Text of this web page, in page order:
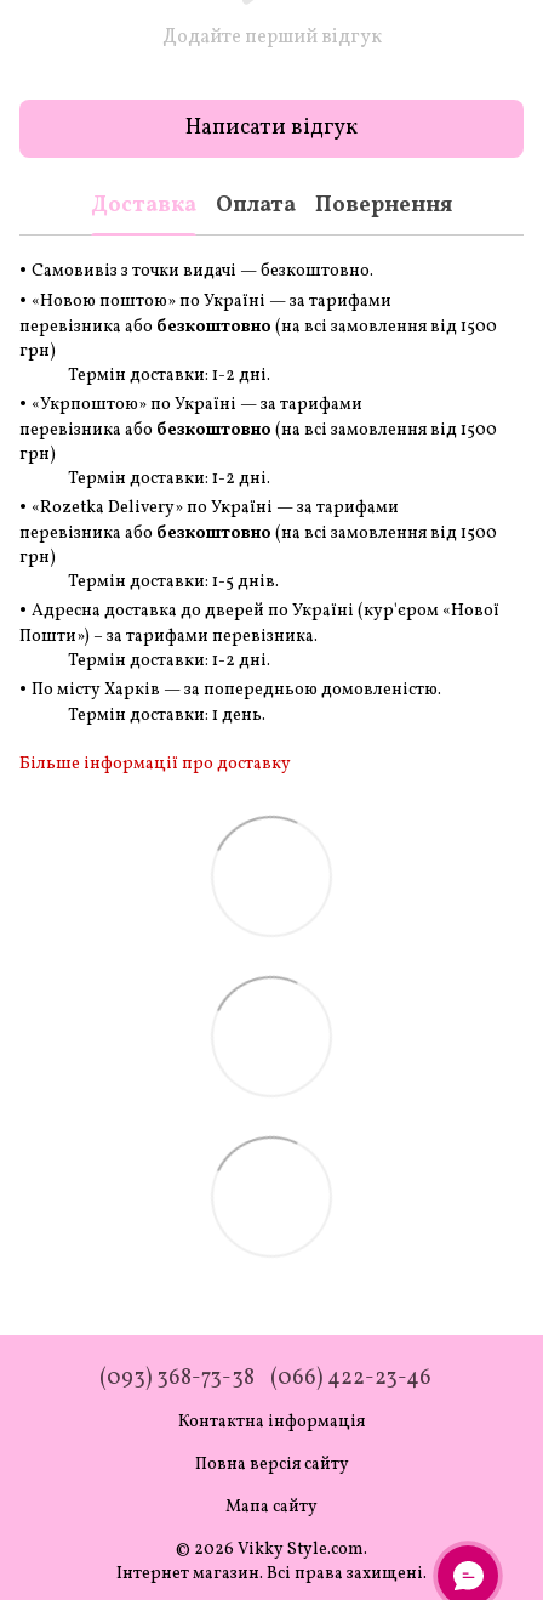
Додайте перший відгук
Написати відгук
Доставка Оплата Повернення
• Самовивіз з точки видачі — безкоштовно.
• «Новою поштою» по Україні — за тарифами
перевізника або безкоштовно (на всі замовленнявід 1500
грн)
Термін доставки: 1-2 дні.
• «Укрпоштою» по Україні — за тарифами
перевізника або безкоштовно (на всі замовленнявід 1500
грн)
Термін доставки: 1-2 дні.
• «Rozetka Delivery» по Україні — за тарифами
перевізника або безкоштовно (на всі замовленнявід 1500
грн)
Термін доставки: 1-5 днів.
• Адресна доставка до дверей по Україні (кур'єром «Нової
Пошти») – за тарифами перевізника.
Термін доставки: 1-2 дні.
• По місту Харків — за попередньою домовленістю.
Термін доставки: 1 день.
Більше інформації про доставку
(093) 368-73-38 (066) 422-23-46
Контактна інформація
Повна версія сайту
Мапа сайту
© 2026 Vikky Style.com.
Інтернет магазин. Всі права захищені.